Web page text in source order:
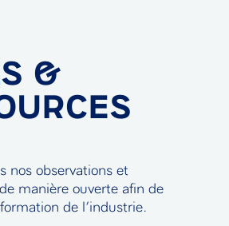
&
nos observations et
manière ouverte afin de
de l’industrie.